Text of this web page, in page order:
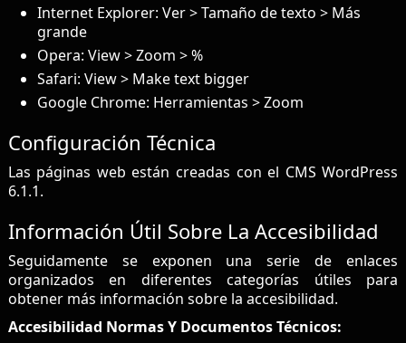
Internet Explorer: Ver > Tamaño de texto > Más
grande
Opera: View > Zoom > %
Safari: View > Make text bigger
Google Chrome: Herramientas > Zoom
Configuración Técnica
Las páginas web están creadas con el CMS WordPress
6.1.1.
Información Útil Sobre La Accesibilidad
Seguidamente se exponen una serie de enlaces
organizados en diferentes categorías útiles para
obtener más información sobre la accesibilidad.
Accesibilidad Normas Y Documentos Técnicos: